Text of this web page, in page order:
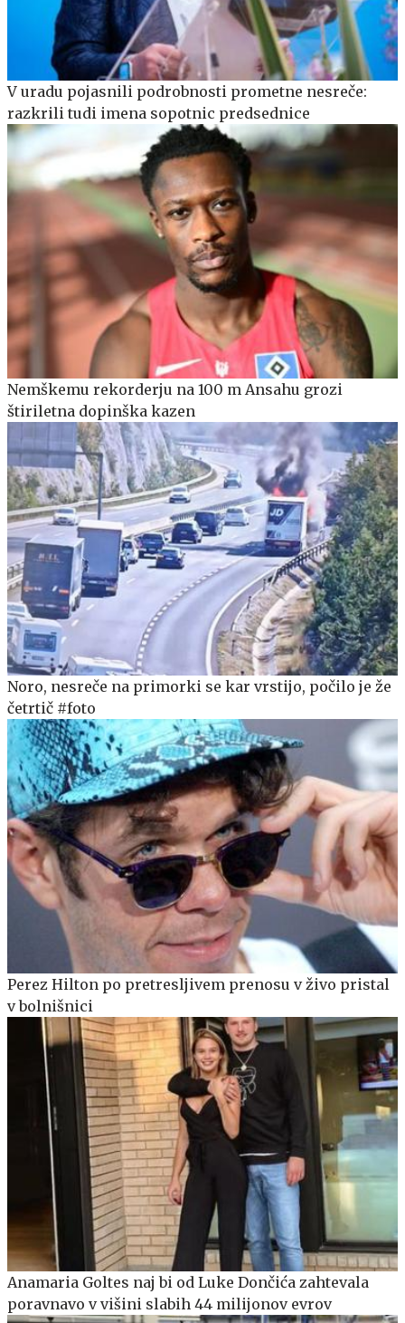
V uradu pojasnili podrobnosti prometne nesreče:
razkrili tudi imena sopotnic predsednice
Nemškemu rekorderju na 100 m Ansahu grozi
štiriletna dopinška kazen
Noro, nesreče na primorki se kar vrstijo, počilo je že
četrtič #foto
Perez Hilton po pretresljivem prenosu v živo pristal
v bolnišnici
Anamaria Goltes naj bi od Luke Dončića zahtevala
poravnavo v višini slabih 44 milijonov evrov